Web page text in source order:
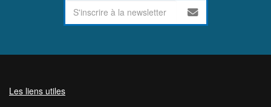
Les liens utiles